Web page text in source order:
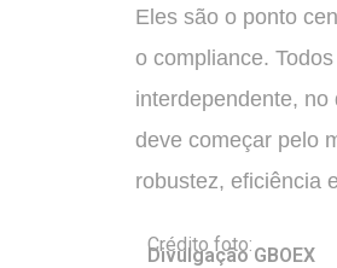
Eles são o ponto
o compliance.
interdependente,
deve começar pelo
robustez, eficiência
Crédito foto:
Divulgação GBOEX